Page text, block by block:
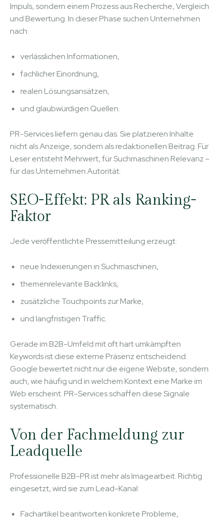
Impuls, sondern einem Prozess aus Recherche, Vergleich
und Bewertung. In dieser Phase suchen Unternehmen
nach:
verlässlichen Informationen,
fachlicher Einordnung,
realen Lösungsansätzen,
und glaubwürdigen Quellen.
PR-Services liefern genau das. Sie platzieren Inhalte
nicht als Anzeige, sondern als redaktionellen Beitrag. Für
Leser entsteht Mehrwert, für Suchmaschinen Relevanz –
für das Unternehmen Autorität.
SEO-Effekt: PR als Ranking-
Faktor
Jede veröffentlichte Pressemitteilung erzeugt:
neue Indexierungen in Suchmaschinen,
themenrelevante Backlinks,
zusätzliche Touchpoints zur Marke,
und langfristigen Traffic.
Gerade im B2B-Umfeld mit oft hart umkämpften
Keywords ist diese externe Präsenz entscheidend.
Google bewertet nicht nur die eigene Website, sondern
auch, wie häufig und in welchem Kontext eine Marke im
Web erscheint. PR-Services schaffen diese Signale
systematisch.
Von der Fachmeldung zur
Leadquelle
Professionelle B2B-PR ist mehr als Imagearbeit. Richtig
eingesetzt, wird sie zum Lead-Kanal:
Fachartikel beantworten konkrete Probleme,